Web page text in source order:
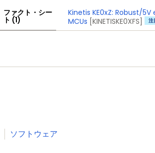
ファクト・シー
ト (1)
Kinetis KE0xZ: Robust/
MCUs [KINETISKE0XFS] 注
ソフトウェア